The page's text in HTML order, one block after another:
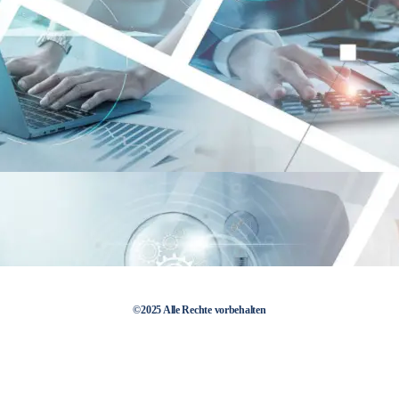
©2025 Alle Rechte vorbehalten